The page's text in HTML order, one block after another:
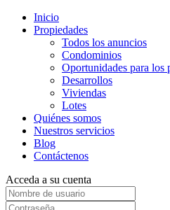
Inicio
Propiedades
Todos los anuncios
Condominios
Oportunidades para los
Desarrollos
Viviendas
Lotes
Quiénes somos
Nuestros servicios
Blog
Contáctenos
Acceda a su cuenta